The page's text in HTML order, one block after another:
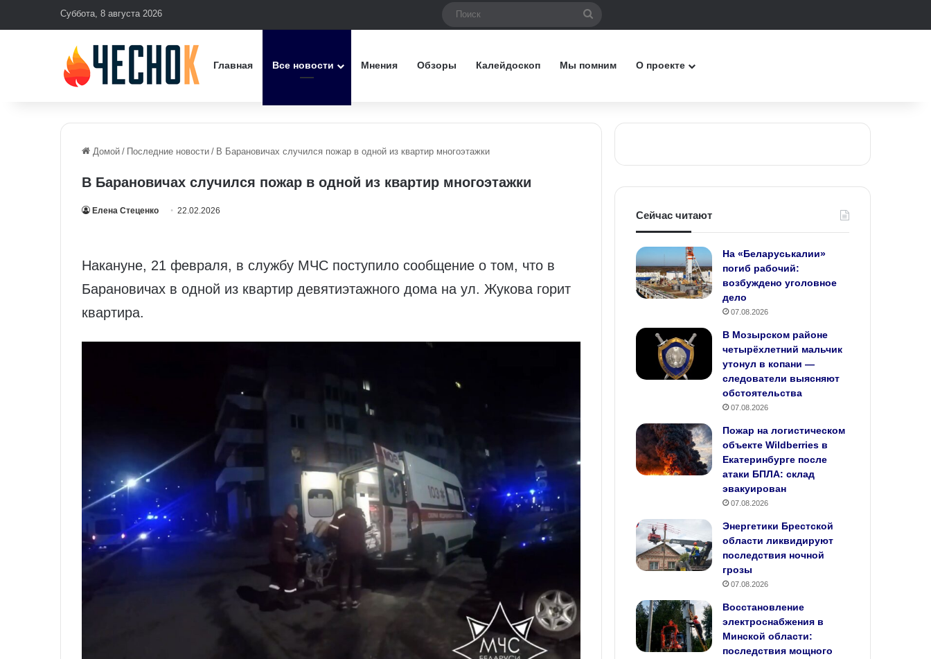
Суббота, 8 августа 2026
Главная Все новости Мнения Обзоры Калейдоскоп Мы помним О проекте
Домой / Последние новости / В Барановичах случился пожар в одной из квартир многоэтажки
В Барановичах случился пожар в одной из квартир многоэтажки
Елена Стеценко 22.02.2026
Накануне, 21 февраля, в службу МЧС поступило сообщение о том, что в
Барановичах в одной из квартир девятиэтажного дома на ул. Жукова горит
квартира.
Сейчас читают
На «Беларуськалии»
погиб рабочий:
возбуждено уголовное
дело
07.08.2026
В Мозырском районе
четырёхлетний мальчик
утонул в копани —
следователи выясняют
обстоятельства
07.08.2026
Пожар на логистическом
объекте Wildberries в
Екатеринбурге после
атаки БПЛА: склад
эвакуирован
07.08.2026
Энергетики Брестской
области ликвидируют
последствия ночной
грозы
07.08.2026
Восстановление
электроснабжения в
Минской области:
последствия мощного